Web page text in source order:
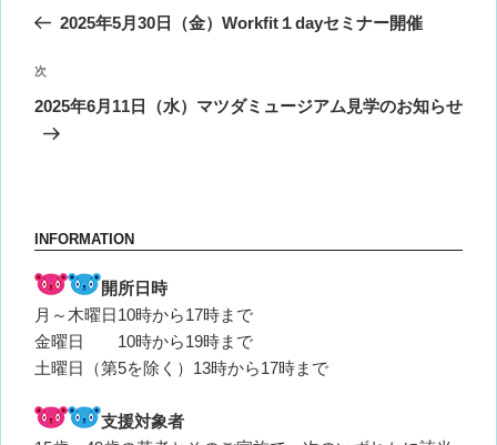
ナ
ビ
ゲ
ー
の
稿
2025年5月30日（金）Workfit１dayセミナー開催
次
の
次
2025年6月11日（水）マツダミュージアム見学のお知らせ
INFORMATION
開所日時
月～木曜日10時から17時まで
金曜日 10時から19時まで
土曜日（第5を除く）13時から17時まで
支援対象者